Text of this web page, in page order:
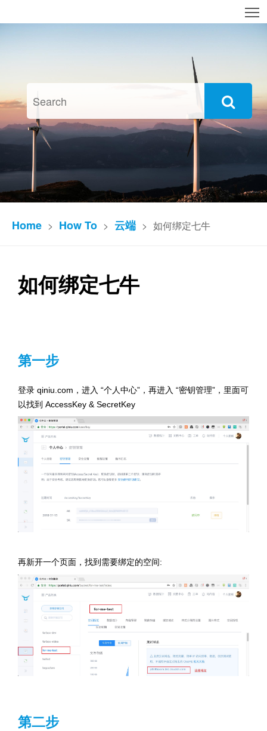
Home > How To > 云端 > 如何绑定七牛
如何绑定七牛
第一步
登录 qiniu.com，进入 “个人中心”，再进入 “密钥管理”，里面可
以找到 AccessKey & SecretKey
再新开一个页面，找到需要绑定的空间:
第二步